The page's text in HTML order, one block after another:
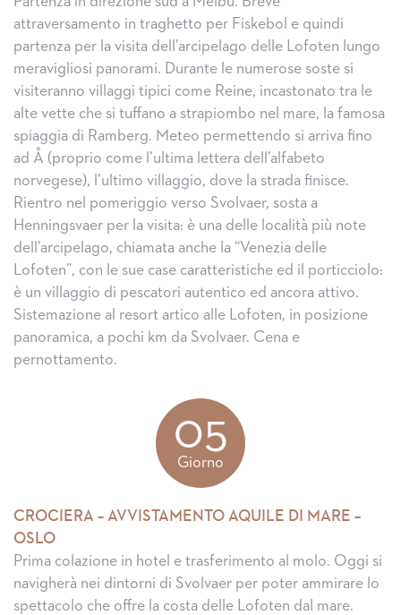
attraversamento in traghetto per Fiskebol e quindi
partenza per la visita dell’arcipelago delle Lofoten lungo
meravigliosi panorami. Durante le numerose soste si
visiteranno villaggi tipici come Reine, incastonato tra le
alte vette che si tuffano a strapiombo nel mare, la famosa
spiaggia di Ramberg. Meteo permettendo si arriva fino
ad Å (proprio come l’ultima lettera dell’alfabeto
norvegese), l’ultimo villaggio, dove la strada finisce.
Rientro nel pomeriggio verso Svolvaer, sosta a
Henningsvaer per la visita: è una delle località più note
dell’arcipelago, chiamata anche la “Venezia delle
Lofoten”, con le sue case caratteristiche ed il porticciolo:
è un villaggio di pescatori autentico ed ancora attivo.
Sistemazione al resort artico alle Lofoten, in posizione
panoramica, a pochi km da Svolvaer. Cena e
pernottamento.
05
Giorno
CROCIERA – AVVISTAMENTO AQUILE DI MARE –
OSLO
Prima colazione in hotel e trasferimento al molo. Oggi si
navigherà nei dintorni di Svolvaer per poter ammirare lo
spettacolo che offre la costa delle Lofoten dal mare.